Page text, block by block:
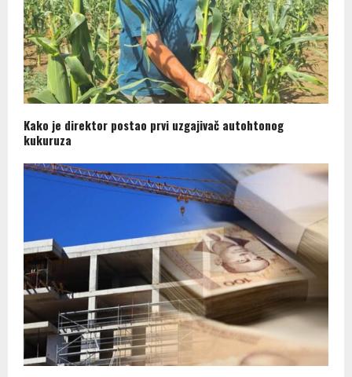
Kako je direktor postao prvi uzgajivač autohtonog
kukuruza